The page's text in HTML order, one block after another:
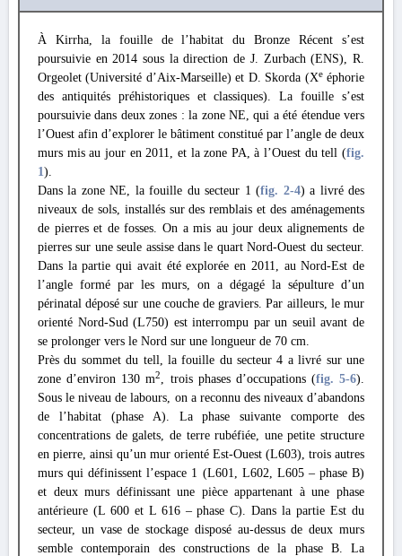
À Kirrha, la fouille de l’habitat du Bronze Récent s’est
poursuivie en 2014 sous la direction de J. Zurbach (ENS), R.
Orgeolet (Université d’Aix-Marseille) et D. Skorda (Xeéphorie
des antiquités préhistoriques et classiques). La fouille s’est
poursuivie dans deux zones : la zone NE, qui a été étendue vers
l’Ouest afin d’explorer le bâtiment constitué par l’angle de deux
murs mis au jour en 2011, et la zone PA, à l’Ouest du tell (fig.
1).
Dans la zone NE, la fouille du secteur 1 (fig. 2-4) a livré des
niveaux de sols, installés sur des remblais et des aménagements
de pierres et de fosses. On a mis au jour deux alignements de
pierres sur une seule assise dans le quart Nord-Ouest du secteur.
Dans la partie qui avait été explorée en 2011, au Nord-Est de
l’angle formé par les murs, on a dégagé la sépulture d’un
périnatal déposé sur une couche de graviers. Par ailleurs, le mur
orienté Nord-Sud (L750) est interrompu par un seuil avant de
se prolonger vers le Nord sur une longueur de 70 cm.
Près du sommet du tell, la fouille du secteur 4 a livré sur une
zone d’environ 130 m2, trois phases d’occupations (fig. 5-6).
Sous le niveau de labours, on a reconnu des niveaux d’abandons
de l’habitat (phase A). La phase suivante comporte des
concentrations de galets, de terre rubéfiée, une petite structure
en pierre, ainsi qu’un mur orienté Est-Ouest (L603), trois autres
murs qui définissent l’espace 1 (L601, L602, L605 – phase B)
et deux murs définissant une pièce appartenant à une phase
antérieure (L 600 et L 616 – phase C). Dans la partie Est du
secteur, un vase de stockage disposé au-dessus de deux murs
semble contemporain des constructions de la phase B. La